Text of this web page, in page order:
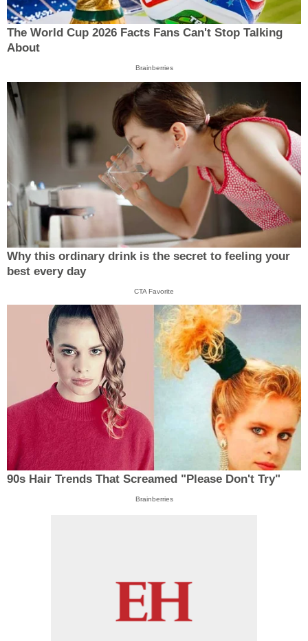
The World Cup 2026 Facts Fans Can't Stop Talking
About
Brainberries
Why this ordinary drink is the secret to feeling your
best every day
CTA Favorite
90s Hair Trends That Screamed "Please Don't Try"
Brainberries